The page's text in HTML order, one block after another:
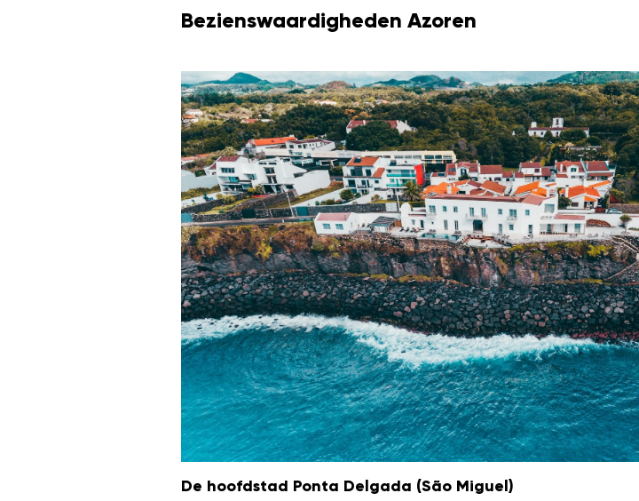
Bezienswaardigheden Azoren
De hoofdstad Ponta Delgada (São Miguel)